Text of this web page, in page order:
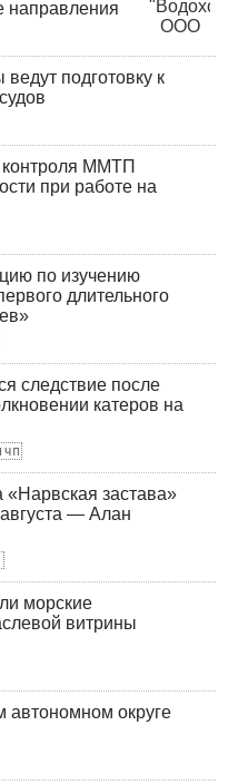
направления
подготовку к
контроля ММТП
при работе на
по изучению
длительного
следствие после
катеров на
чп
«Нарвская застава»
— Алан
морские
витрины
автономном округе